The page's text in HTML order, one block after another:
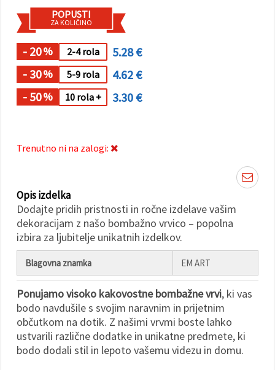
preference z
izbiro
določene
vrste
piškotkov
in klikom
na gumb
»Shrani«.
Sprejmi
Nastavitve
POPUSTI
ZA KOLIČINO
- 20% 2-4 rola
5.28 €
- 30% 5-9 rola
4.62 €
- 50% 10 rola + 3.30 €
Trenutno ni na zalogi:
Opis izdelka
Dodajte pridih pristnosti in ročne izdelave vašim
dekoracijam z našo bombažno vrvico – popolna
izbira za ljubitelje unikatnih izdelkov.
Blagovna znamka EM ART
Ponujamo visoko kakovostne bombažne vrvi, ki vas
bodo navdušile s svojim naravnim in prijetnim
občutkom na dotik. Z našimi vrvmi boste lahko
ustvarili različne dodatke in unikatne predmete, ki
bodo dodali stil in lepoto vašemu videzu in domu.